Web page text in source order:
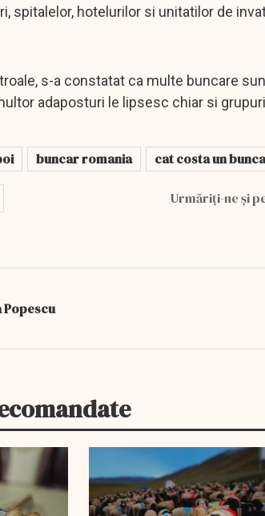
spitalelor, hotelurilor si unitatilor de
s-a constatat ca multe buncare
adaposturi le lipsesc chiar si
buncar romania cat costa un
Urmăriți-ne și
Popescu
EXCLUSIV